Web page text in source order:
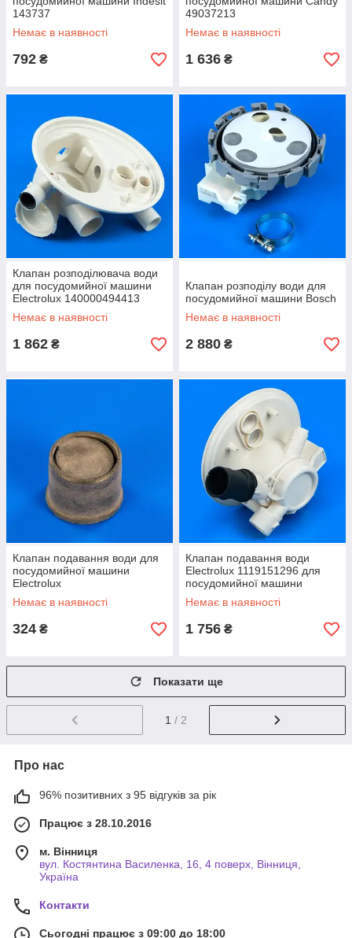
143737
Немає в наявності
792 ₴
49037213
Немає в наявності
1 636 ₴
Клапан розподілювача води
для посудомийної машини
Electrolux 140000494413
Немає в наявності
1 862 ₴
Клапан розподілу води для
посудомийної машини Bosch
Немає в наявності
2 880 ₴
Клапан подавання води для
посудомийної машини
Electrolux
Немає в наявності
324 ₴
Клапан подавання води
Electrolux 1119151296 для
посудомийної машини
Немає в наявності
1 756 ₴
Показати ще
1 / 2
Про нас
96% позитивних з 95 відгуків за рік
Працює з 28.10.2016
м. Вінниця
вул. Костянтина Василенка, 16, 4 поверх, Вінниця,
Україна
Контакти
Сьогодні працює з 09:00 до 18:00